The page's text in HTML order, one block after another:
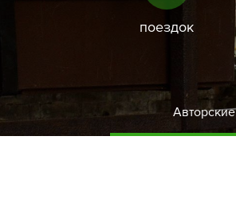
поездок
Авторские